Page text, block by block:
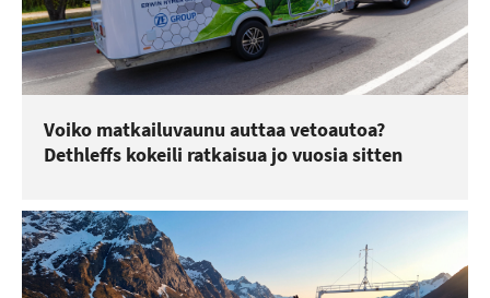
Voiko matkailuvaunu auttaa vetoautoa?
Dethleffs kokeili ratkaisua jo vuosia sitten